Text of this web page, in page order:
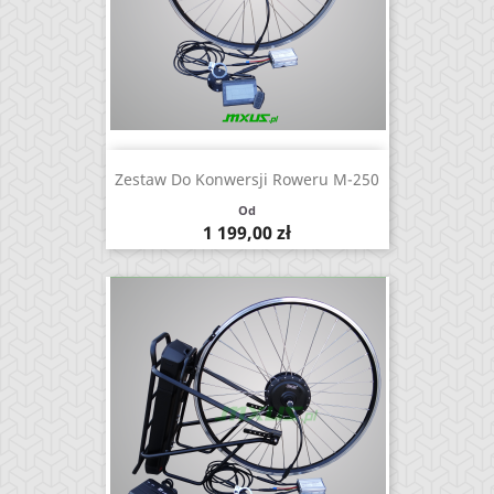
Zestaw Do Konwersji Roweru M-250
Od
Cena
1 199,00 zł